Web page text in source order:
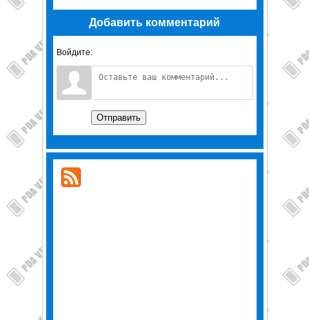
Добавить комментарий
Войдите:
Отправить